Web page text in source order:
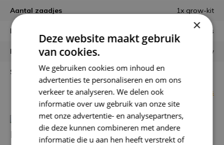
Aantal zaadjes 1x grow-kit
Latijnse naam Helianthus annuus
Kleuren wit en blauw
Standplaats
Bekijk alle specificaties
Heb je een vraag over dit product?
×
Deze website maakt gebruik
van cookies.
We gebruiken cookies om inhoud en
advertenties te personaliseren en om ons
verkeer te analyseren. We delen ook
informatie over uw gebruik van onze site
met onze advertentie- en analysepartners,
die deze kunnen combineren met andere
informatie die u aan hen heeft verstrekt of